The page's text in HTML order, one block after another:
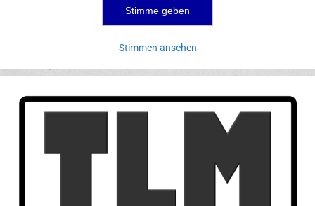
Stimmen ansehen